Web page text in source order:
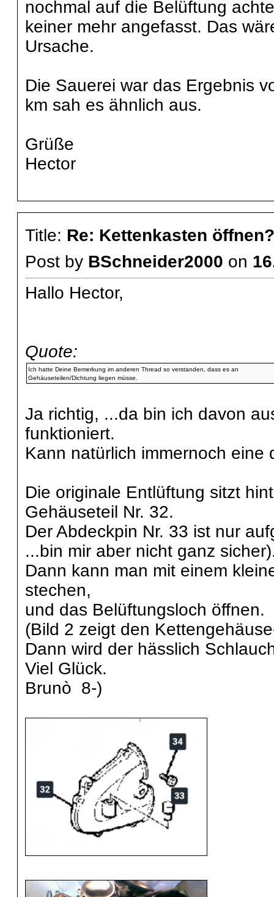
nochmal auf die Belüftung
keiner mehr angefasst. Das
Ursache.
Die Sauerei war das Ergebnis
km sah es ähnlich aus.
Grüße
Hector
Title: Re: Kettenkasten öffnen?
Post by BSchneider2000 on
Hallo Hector,
Quote:
Ich hatte Deine Bemerkung im anderen Thread so verstanden, dass es an
Gehäuseteilen/Dichtung liegen müsse.
Ja richtig, ...da bin ich davon
funktioniert.
Kann natürlich immernoch eine
Die originale Entlüftung sitzt
Gehäuseteil Nr. 32.
Der Abdeckpin Nr. 33 ist nur
...bin mir aber nicht ganz
Dann kann man mit einem
stechen,
und das Belüftungsloch öffnen.
(Bild 2 zeigt den
Dann wird der hässlich
Viel Glück.
Brunò 8-)